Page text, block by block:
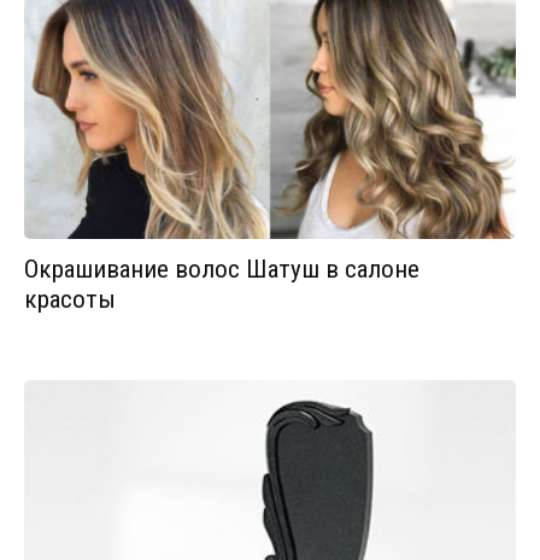
Окрашивание волос Шатуш в салоне
красоты